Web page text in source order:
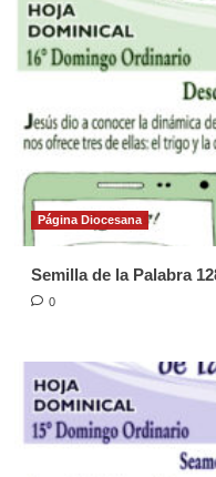
Página Diocesana
Semilla de la Palabra
0